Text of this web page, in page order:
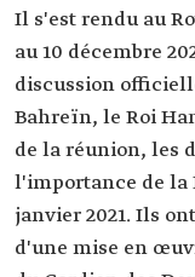
Il s'est rendu au
au 10 décembre
discussion
Bahreïn, le Roi
de la réunion, les
l'importance de la
janvier 2021. Ils
d'une mise en